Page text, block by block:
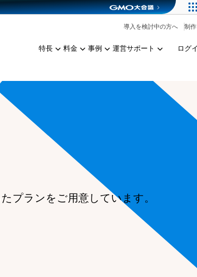
特長 料金 事例 運営サポート ログ
導入を検討中の方へ 制
雑貨販売 アプリ
料金シミュレーション
コミュニティイベントCarty
プランを ご用意しています。